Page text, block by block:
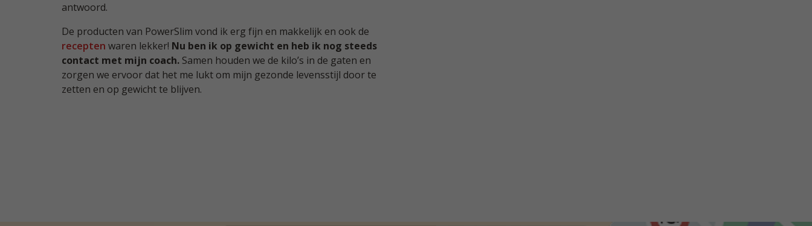
antwoord.
De producten van PowerSlim vond ik erg fijn en makkelijk en ook de
recepten waren lekker! Nu ben ik op gewicht en heb ik nog steeds
contact met mijn coach. Samen houden we de kilo’s in de gaten en
zorgen we ervoor dat het me lukt om mijn gezonde levensstijl door te
zetten en op gewicht te blijven.